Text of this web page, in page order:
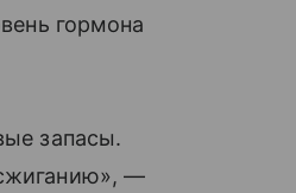
гормона
запасы.
—